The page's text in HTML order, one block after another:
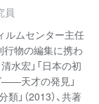
員
ルムセンター主任
行物の編集に携わ
水宏」「日本の初
――天才の発見」
」（2013）、共著